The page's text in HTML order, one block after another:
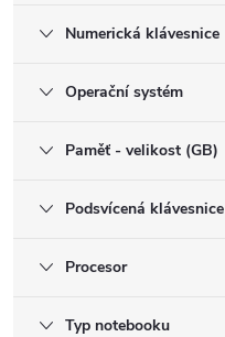
Numerická klávesnice
Operační systém
Paměť - velikost (GB)
Podsvícená klávesnice
Procesor
Typ notebooku